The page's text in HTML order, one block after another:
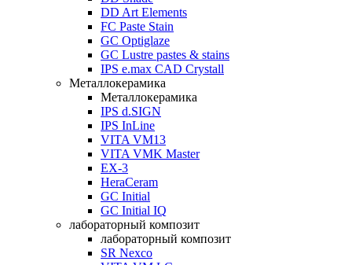
DD Art Elements
FC Paste Stain
GC Optiglaze
GC Lustre pastes & stains
IPS e.max CAD Crystall
Металлокерамика
Металлокерамика
IPS d.SIGN
IPS InLine
VITA VM13
VITA VMK Master
EX-3
HeraCeram
GC Initial
GC Initial IQ
лабораторный композит
лабораторный композит
SR Nexco